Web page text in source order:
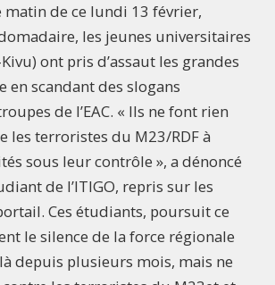
matin de ce lundi 13 février,
les jeunes universitaires
ont pris d’assaut les grandes
en scandant des slogans
de l’EAC. « Ils ne font rien
les terroristes du M23/RDF à
sous leur contrôle », a dénoncé
de l’ITIGO, repris sur les
Ces étudiants, poursuit ce
le silence de la force régionale
là depuis plusieurs mois, mais ne